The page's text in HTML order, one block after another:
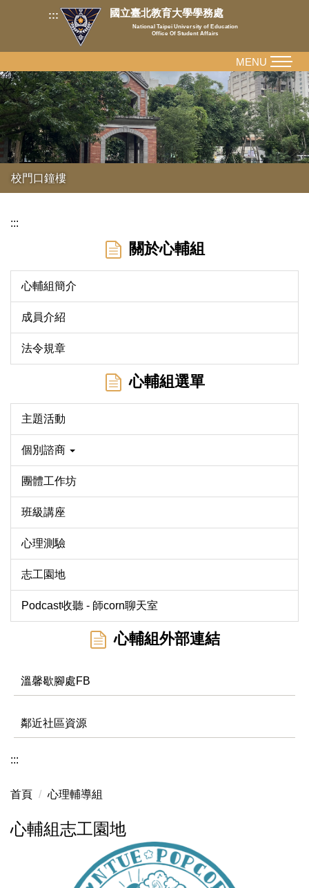
內
容
區
::: 國立臺北教育大學學務處
National Taipei University of Education
Office Of Student Affairs
校門口鐘樓
MENU
:::
關於心輔組
心輔組簡介
成員介紹
法令規章
心輔組選單
主題活動
個別諮商
團體工作坊
班級講座
心理測驗
志工園地
Podcast收聽 - 師corn聊天室
心輔組外部連結
溫馨歇腳處FB
鄰近社區資源
:::
首頁 心理輔導組
心輔組志工園地